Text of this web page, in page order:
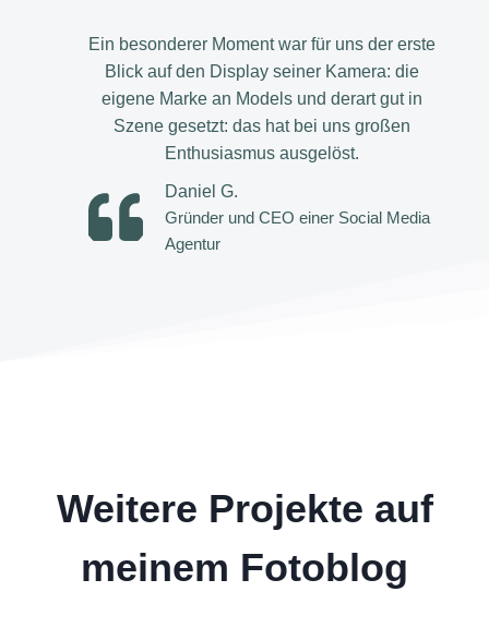
Ein besonderer Moment war für uns der erste
Blick auf den Display seiner Kamera: die
eigene Marke an Models und derart gut in
Szene gesetzt: das hat bei uns großen
Enthusiasmus ausgelöst.
Daniel G.
Gründer und CEO einer Social Media
Agentur
Weitere Projekte auf
meinem Fotoblog